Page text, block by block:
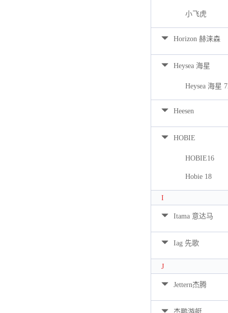
小飞虎
Horizon 赫涞森
Heysea 海星
Heysea 海星
Heesen
HOBIE
HOBIE16
Hobie 18
I
Itama 意达马
Iag 先歌
J
Jettern杰腾